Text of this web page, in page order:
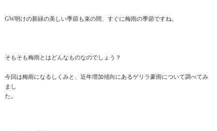
GW明けの新緑の美しい季節も束の間、すぐに梅雨の季節ですね。
そもそも梅雨とはどんなものなのでしょう？
今回は梅雨になるしくみと、近年増加傾向にあるゲリラ豪雨について調べてみ
まし
た。